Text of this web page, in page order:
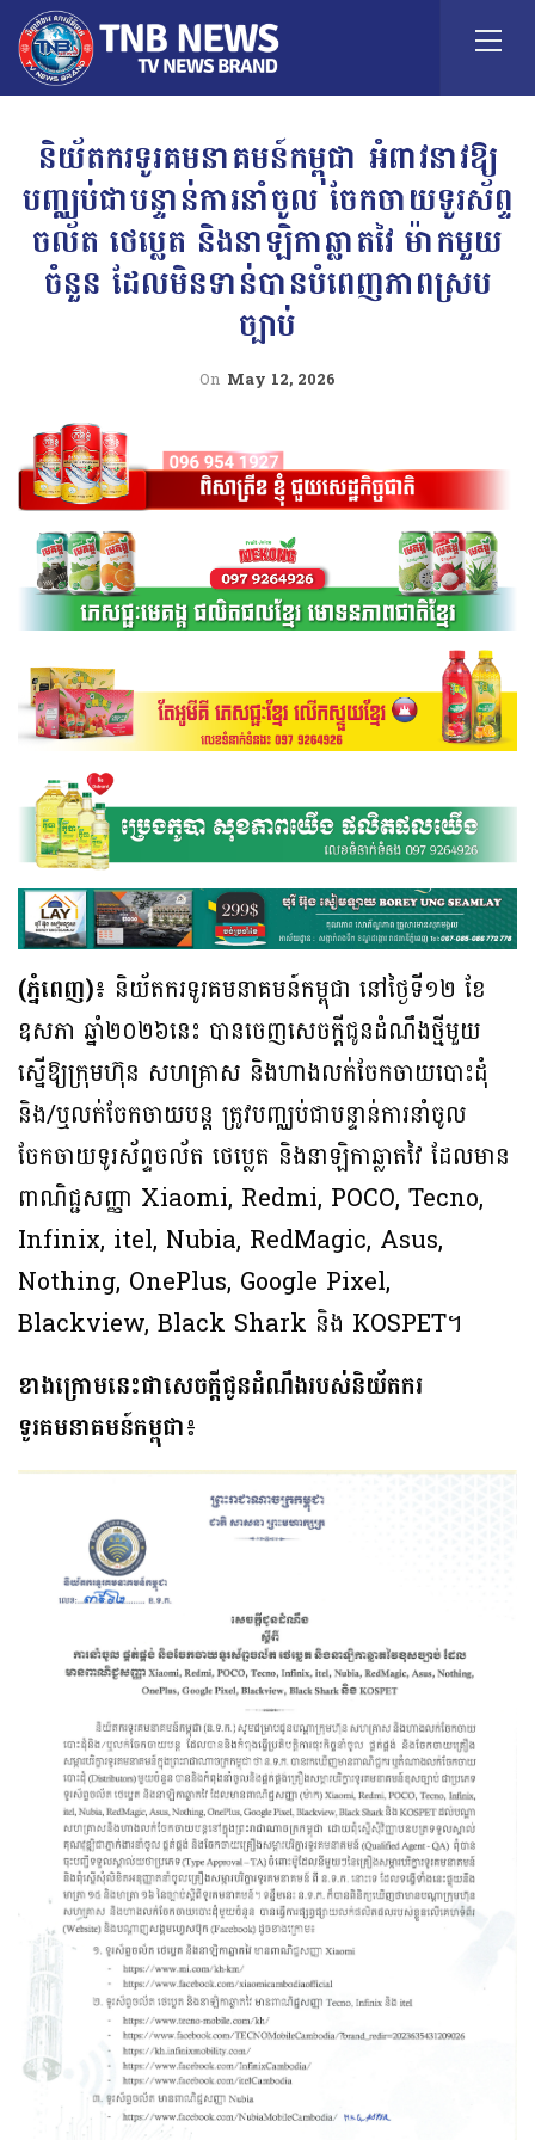
និយ័តករទូរគមនាគមន៍កម្ពុជា អំពាវនាវឱ្យ
បញ្ឈប់ជាបន្ទាន់ការនាំចូល ចែកចាយទូរស័ព្ទ
ចល័ត ថេប្លេត និងនាឡិកាឆ្លាតវៃ ម៉ាកមួយ
ចំនួន ដែលមិនទាន់បានបំពេញភាពស្រប
ច្បាប់
On May 12, 2026
(ភ្នំពេញ)៖ និយ័តករទូរគមនាគមន៍កម្ពុជា នៅថ្ងៃទី១២ ខែ
ឧសភា ឆ្នាំ២០២៦នេះ បានចេញសេចក្តីជូនដំណឹងថ្មីមួយ
ស្នើឱ្យក្រុមហ៊ុន សហគ្រាស និងហាងលក់ចែកចាយបោះដុំ
និង/ឬលក់ចែកចាយបន្ត ត្រូវបញ្ឈប់ជាបន្ទាន់ការនាំចូល
ចែកចាយទូរស័ព្ទចល័ត ថេប្លេត និងនាឡិកាឆ្លាតវៃ ដែលមាន
ពាណិជ្ជសញ្ញា Xiaomi, Redmi, POCO, Tecno,
Infinix, itel, Nubia, RedMagic, Asus,
Nothing, OnePlus, Google Pixel,
Blackview, Black Shark និង KOSPET។
ខាងក្រោមនេះជាសេចក្តីជូនដំណឹងរបស់និយ័តករ
ទូរគមនាគមន៍កម្ពុជា៖